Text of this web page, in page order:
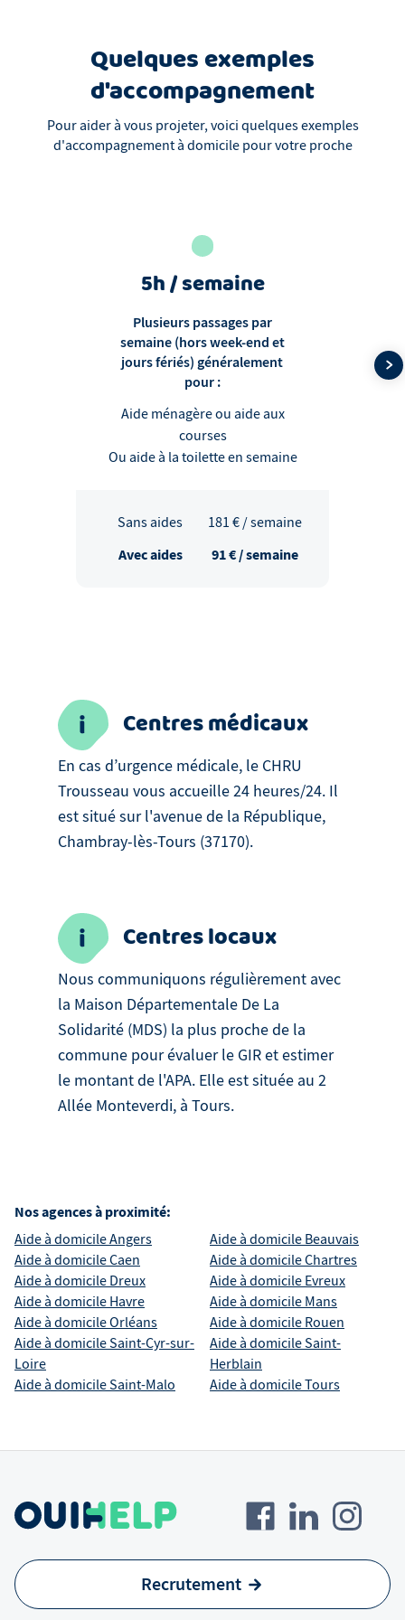
Quelques exemples
d'accompagnement
Pour aider à vous projeter, voici quelques exemples
d'accompagnement à domicile pour votre proche
5h / semaine
Plusieurs passages par
semaine (hors week-end et
jours fériés) généralement
pour :
Aide ménagère ou aide aux
courses
Ou aide à la toilette en semaine
Sans aides 181 € / semaine
Avec aides 91€ / semaine
Centres médicaux
En cas d’urgence médicale, le CHRU
Trousseau vous accueille 24 heures/24. Il
est situé sur l'avenue de la République,
Chambray-lès-Tours (37170).
Centres locaux
Nous communiquons régulièrement avec
la Maison Départementale De La
Solidarité (MDS) la plus proche de la
commune pour évaluer le GIR et estimer
le montant de l'APA. Elle est située au 2
Allée Monteverdi, à Tours.
Nos agences à proximité:
Aide à domicileAngers Aide à domicile Beauvais
Aide à domicileCaen Aide à domicileChartres
Aide à domicile Dreux Aide à domicile Evreux
Aide à domicile Havre Aide à domicile Mans
Aide à domicileOrléans Aide à domicile Rouen
Aide à domicileSaint-Cyr-sur-
Loire
Aide à domicileSaint-
Herblain
Aide à domicileSaint-Malo Aide à domicileTours
Recrutement